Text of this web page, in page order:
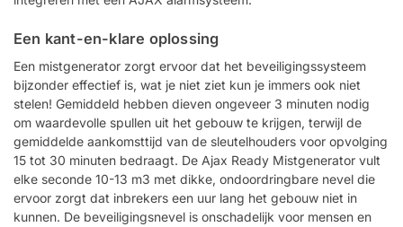
Een kant-en-klare oplossing
Een mistgenerator zorgt ervoor dat het beveiligingssysteem
bijzonder effectief is, wat je niet ziet kun je immers ook niet
stelen! Gemiddeld hebben dieven ongeveer 3 minuten nodig
om waardevolle spullen uit het gebouw te krijgen, terwijl de
gemiddelde aankomsttijd van de sleutelhouders voor opvolging
15 tot 30 minuten bedraagt. De Ajax Ready Mistgenerator vult
elke seconde 10-13 m3 met dikke, ondoordringbare nevel die
ervoor zorgt dat inbrekers een uur lang het gebouw niet in
kunnen. De beveiligingsnevel is onschadelijk voor mensen en